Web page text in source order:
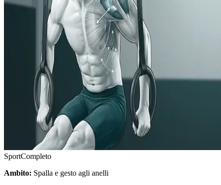
SportCompleto
Ambito: Spalla e gesto agli anelli